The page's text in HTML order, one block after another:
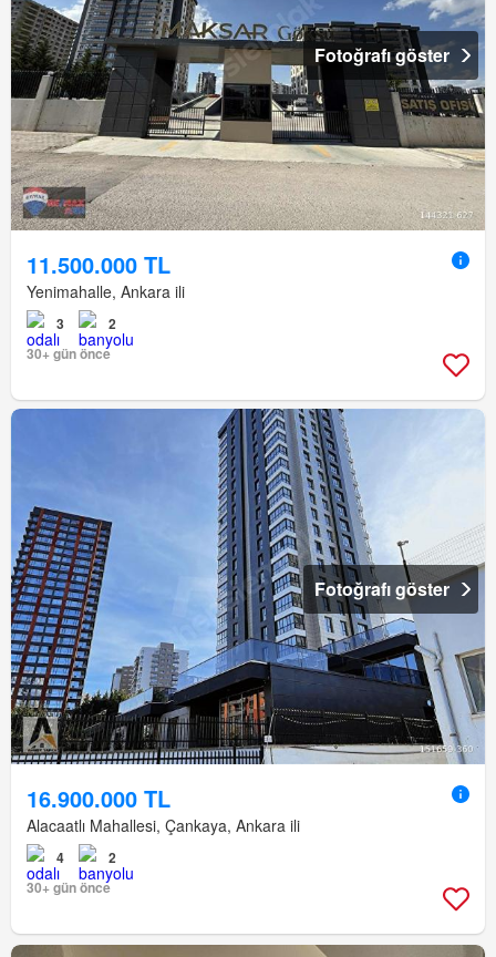
Fotoğrafı göster
11.500.000 TL
Yenimahalle, Ankara ili
3
2
30+ gün önce
Fotoğrafı göster
16.900.000 TL
Alacaatlı Mahallesi, Çankaya, Ankara ili
4
2
30+ gün önce